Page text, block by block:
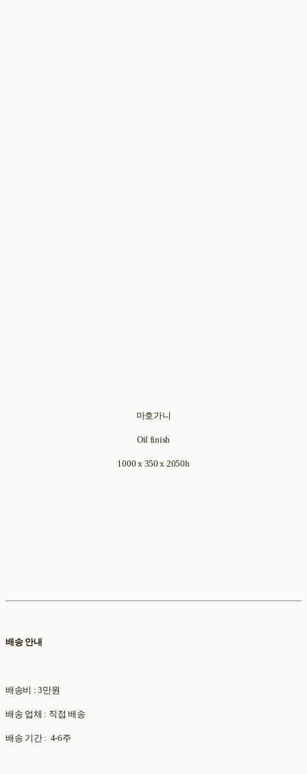
마호가니
Oil finish
1000 x 350 x 2050h
배송 안내
배송비 : 3만원
배송 업체 : 직접 배송
배송 기간 : 4-6주